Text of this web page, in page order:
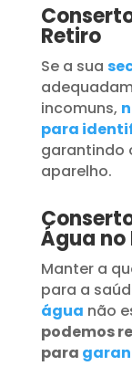
Retiro
Se a sua
incomuns,
para
garantindo
aparelho.
Água no
Manter a
para a
água não
podemos
para